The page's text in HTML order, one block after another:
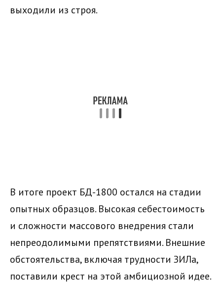
выходили из строя.
В итоге проект БД-1800 остался на стадии
опытных образцов. Высокая себестоимость
и сложности массового внедрения стали
непреодолимыми препятствиями. Внешние
обстоятельства, включая трудности ЗИЛа,
поставили крест на этой амбициозной идее.